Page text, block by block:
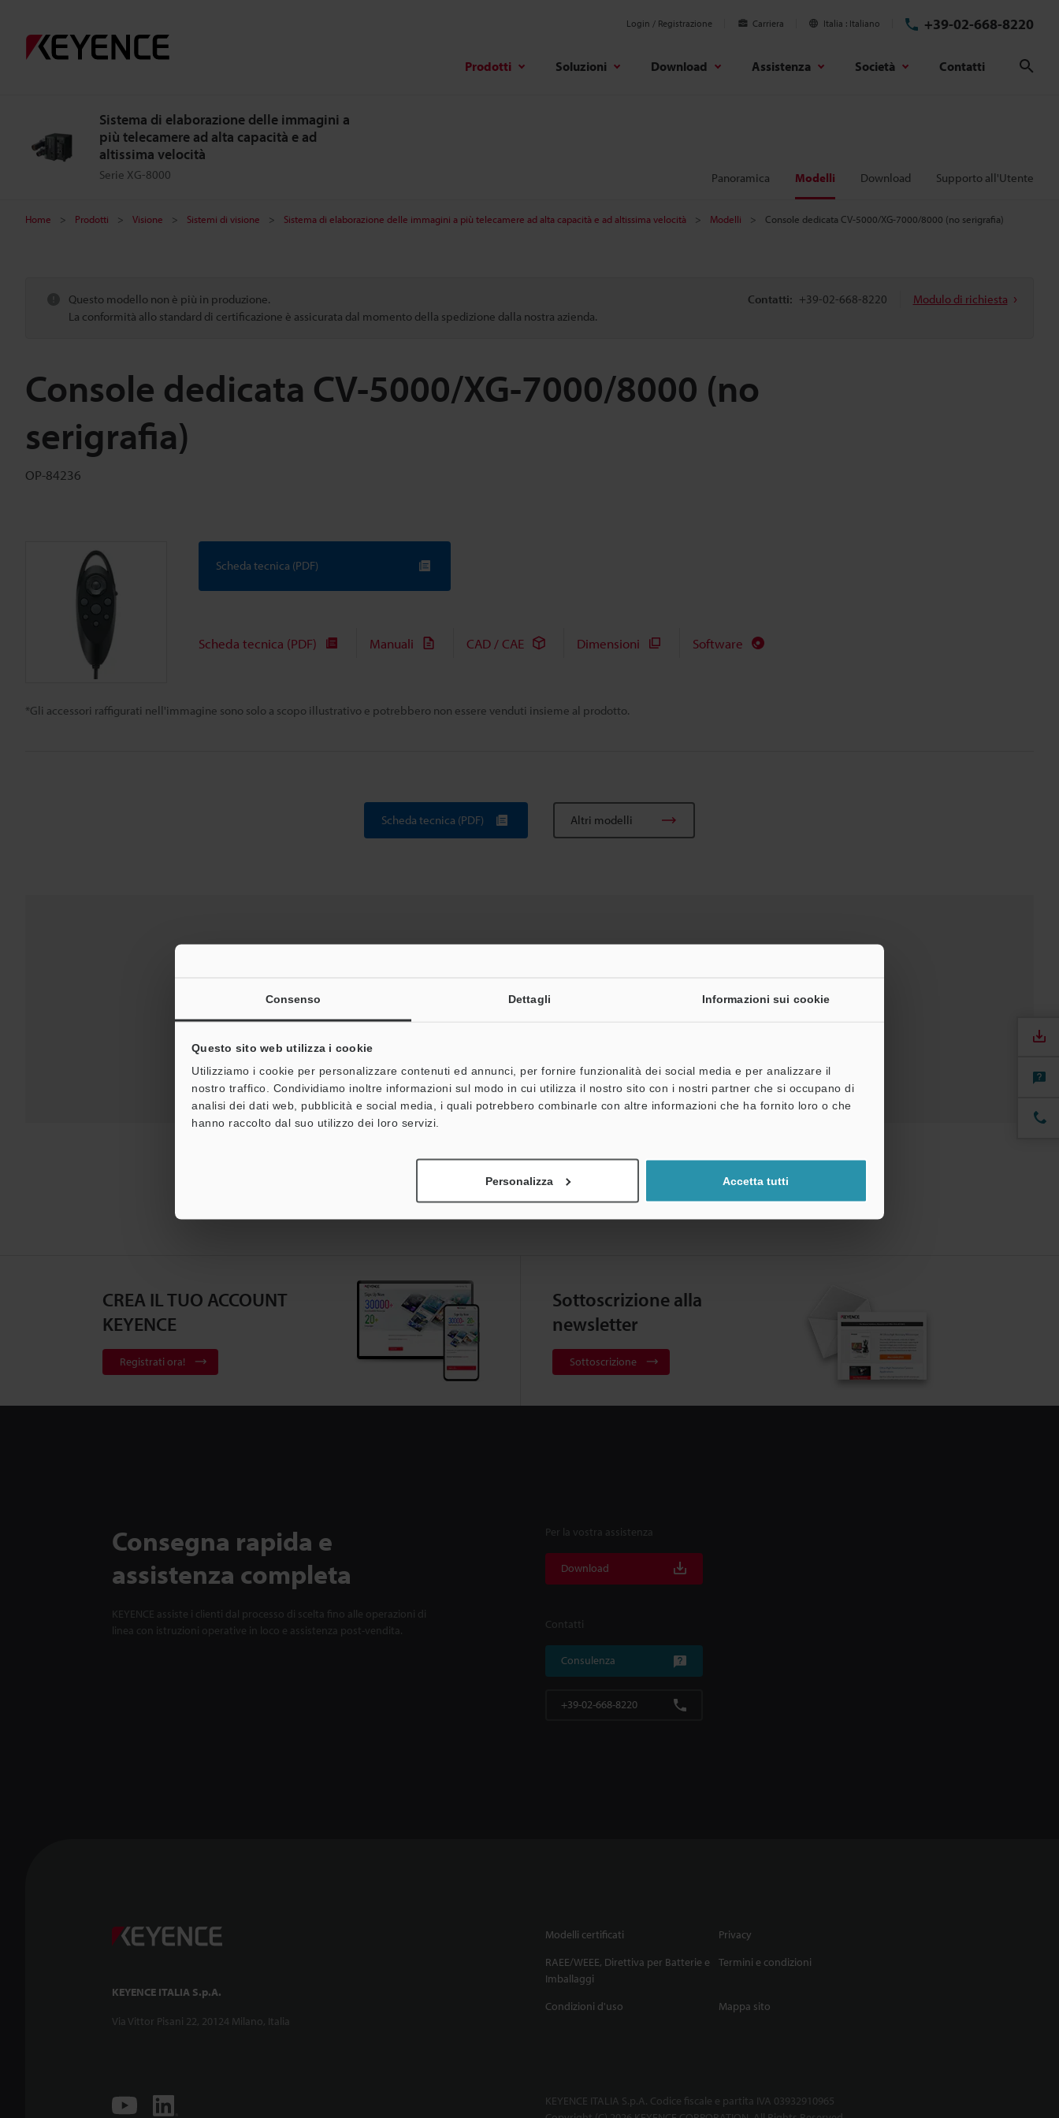
Consenso Dettagli Informazioni sui cookie
Questo sito web utilizza i cookie
Utilizziamo i cookie per personalizzare contenuti ed annunci, per fornire funzionalità dei social media e per analizzare il
nostro traffico. Condividiamo inoltre informazioni sul modo in cui utilizza il nostro sito con i nostri partner che si occupano di
analisi dei dati web, pubblicità e social media, i quali potrebbero combinarle con altre informazioni che ha fornito loro o che
hanno raccolto dal suo utilizzo dei loro servizi.
Personalizza Accetta tutti
Login / Registrazione Carriera Italia Italiano +39-02-668-8220
Prodotti Soluzioni Download Assistenza Società Contatti
Sistema di elaborazione delle immagini a
più telecamere ad alta capacità e ad
altissima velocità
Serie XG-8000 Panoramica Modelli Download Supporto all'Utente
Home Prodotti Visione Sistemi di visione Sistema di elaborazione delle immagini a più telecamere ad alta capacità e ad altissima velocità Modelli Console dedicata CV-5000/XG-7000/8000 (no serigrafia)
Questo modello non è più in produzione.
La conformità allo standard di certificazione è assicurata dal momento della spedizione dalla nostra azienda.
Contatti: +39-02-668-8220 Modulo di richiesta
Console dedicata CV-5000/XG-7000/8000 (no
serigrafia)
OP-84236
*Gli accessori raffigurati nell'immagine sono solo a scopo illustrativo e potrebbero non essere venduti insieme al prodotto.
Scheda tecnica (PDF)
Scheda tecnica (PDF) Manuali CAD / CAE Dimensioni Software
Scheda tecnica (PDF) Altri modelli
Per la vostra assistenza:
CREA IL TUO ACCOUNT
KEYENCE
Registrati ora!
Sottoscrizione alla
newsletter
Sottoscrizione
Consegna rapida e
assistenza completa
KEYENCE assiste i clienti dal processo di scelta fino alle operazioni di
linea con istruzioni operative in loco e assistenza post-vendita.
Per la vostra assistenza
Download
Contatti
Consulenza
+39-02-668-8220
KEYENCE ITALIA S.p.A.
Via Vittor Pisani 22, 20124 Milano, Italia
Modelli certificati
Privacy
RAEE/WEEE, Direttiva per Batterie e
Imballaggi
Termini e condizioni
Condizioni d'uso Mappa sito
KEYENCE ITALIA S.p.A. Codice fiscale e partita IVA 03932910965